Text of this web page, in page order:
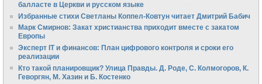
балласте в Церкви и русском языке
Избранные стихи Светланы Коппел-Ковтун читает Дмитрий Бабич
Марк Смирнов: Закат христианства приходит вместе с закатом
Европы
Эксперт IT и финансов: План цифрового контроля и сроки его
реализации
Кто такой планировщик? Улица Правды. Д. Роде, С. Колмогоров, К.
Геворгян, М. Хазин и Б. Костенко